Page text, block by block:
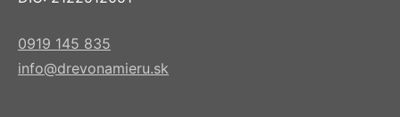
0919 145 835
info@drevonamieru.sk